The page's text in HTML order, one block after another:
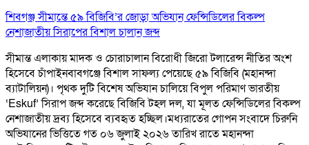
শিবগঞ্জ সীমান্তে ৫৯ বিজিবি’র জোড়া অভিযান ফেন্সিডিলের বিকল্প
নেশাজাতীয় সিরাপের বিশাল চালান জব্দ
সীমান্ত এলাকায় মাদক ও চোরাচালান বিরোধী জিরো টলারেন্স নীতির অংশ
হিসেবে চাঁপাইনবাবগঞ্জে বিশাল সাফল্য পেয়েছে ৫৯ বিজিবি (মহানন্দা
ব্যাটালিয়ন)। পৃথক দুটি বিশেষ অভিযান চালিয়ে বিপুল পরিমাণ ভারতীয়
‘Eskuf’ সিরাপ জব্দ করেছে বিজিবি টহল দল, যা মূলত ফেন্সিডিলের বিকল্প
নেশাজাতীয় দ্রব্য হিসেবে ব্যবহৃত হচ্ছিল। ​মধ্যরাতের গোপন সংবাদে চিরুনি
অভিযানের ভিত্তিতে গত ০৬ জুলাই ২০২৬ তারিখ রাতে মহানন্দা